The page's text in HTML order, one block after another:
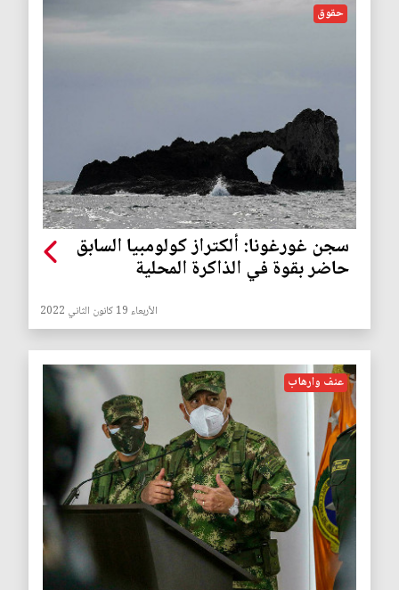
حقوق
سجن غورغونا: ألكتراز كولومبيا السابق
حاضر بقوة في الذاكرة المحلية
الأربعاء 19 كانون الثاني 2022
عنف وارهاب